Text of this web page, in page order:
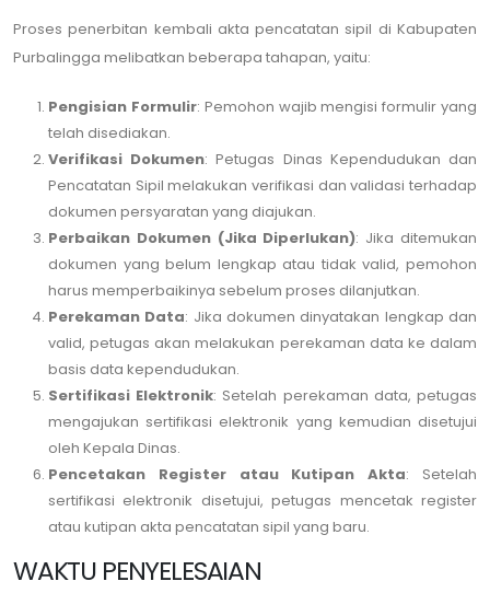
Proses penerbitan kembali akta pencatatan sipil di Kabupaten
Purbalingga melibatkan beberapa tahapan, yaitu:
Pengisian Formulir: Pemohon wajib mengisi formulir yang
telah disediakan.
Verifikasi Dokumen: Petugas Dinas Kependudukan dan
Pencatatan Sipil melakukan verifikasi dan validasi terhadap
dokumen persyaratan yang diajukan.
Perbaikan Dokumen (Jika Diperlukan): Jika ditemukan
dokumen yang belum lengkap atau tidak valid, pemohon
harus memperbaikinya sebelum proses dilanjutkan.
Perekaman Data: Jika dokumen dinyatakan lengkap dan
valid, petugas akan melakukan perekaman data ke dalam
basis data kependudukan.
Sertifikasi Elektronik: Setelah perekaman data, petugas
mengajukan sertifikasi elektronik yang kemudian disetujui
oleh Kepala Dinas.
Pencetakan Register atau Kutipan Akta: Setelah
sertifikasi elektronik disetujui, petugas mencetak register
atau kutipan akta pencatatan sipil yang baru.
WAKTU PENYELESAIAN